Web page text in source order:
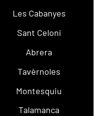
Les Cabanyes
Sant Celoni
Abrera
Tavèrnoles
Montesquiu
Talamanca